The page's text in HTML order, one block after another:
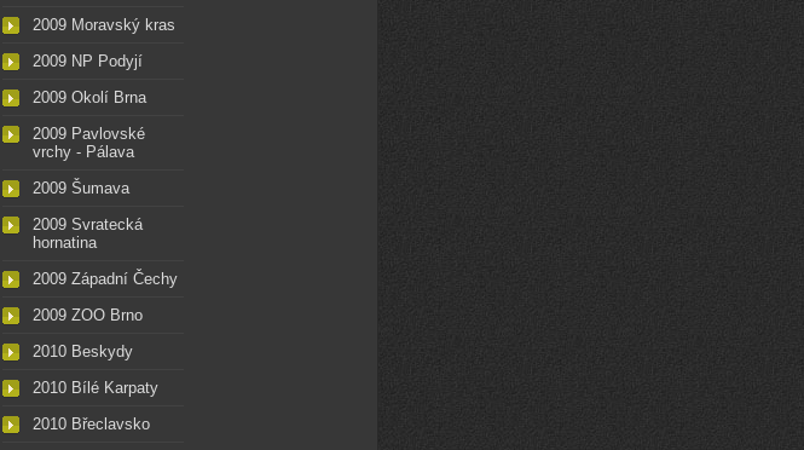
2009 Moravský kras
2009 NP Podyjí
2009 Okolí Brna
2009 Pavlovské
vrchy - Pálava
2009 Šumava
2009 Svratecká
hornatina
2009 Západní Čechy
2009 ZOO Brno
2010 Beskydy
2010 Bílé Karpaty
2010 Břeclavsko